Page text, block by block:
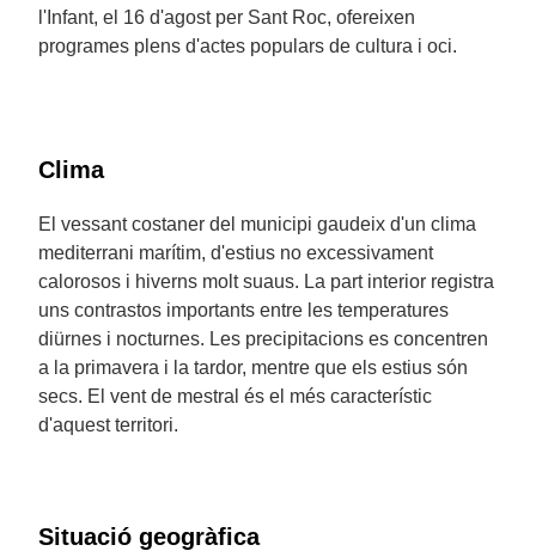
l'Infant, el 16 d'agost per Sant Roc, ofereixen
programes plens d'actes populars de cultura i oci.
Clima
El vessant costaner del municipi gaudeix d'un clima
mediterrani marítim, d'estius no excessivament
calorosos i hiverns molt suaus. La part interior registra
uns contrastos importants entre les temperatures
diürnes i nocturnes. Les precipitacions es concentren
a la primavera i la tardor, mentre que els estius són
secs. El vent de mestral és el més característic
d'aquest territori.
Situació geogràfica